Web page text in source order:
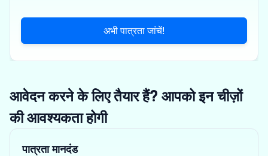
अभी पात्रता जांचें!
आवेदन करने के लिए तैयार हैं? आपको इन चीज़ों
की आवश्यकता होगी
पात्रता मानदंड